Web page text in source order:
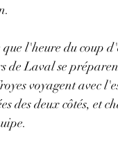
que l'heure du coup
de Laval se
voyagent avec
des deux côtés, et